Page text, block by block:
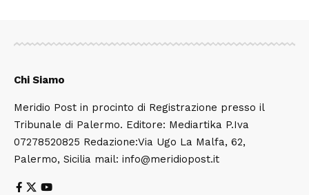
Chi Siamo
Meridio Post in procinto di Registrazione presso il
Tribunale di Palermo. Editore: Mediartika P.Iva
07278520825 Redazione:Via Ugo La Malfa, 62,
Palermo, Sicilia mail: info@meridiopost.it